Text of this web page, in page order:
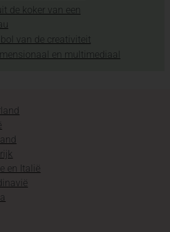
de koker van een
van de creativiteit
en multimediaal
en Italië